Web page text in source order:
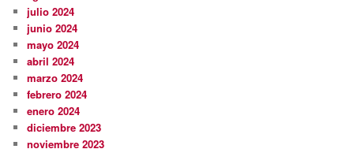
julio 2024
junio 2024
mayo 2024
abril 2024
marzo 2024
febrero 2024
enero 2024
diciembre 2023
noviembre 2023